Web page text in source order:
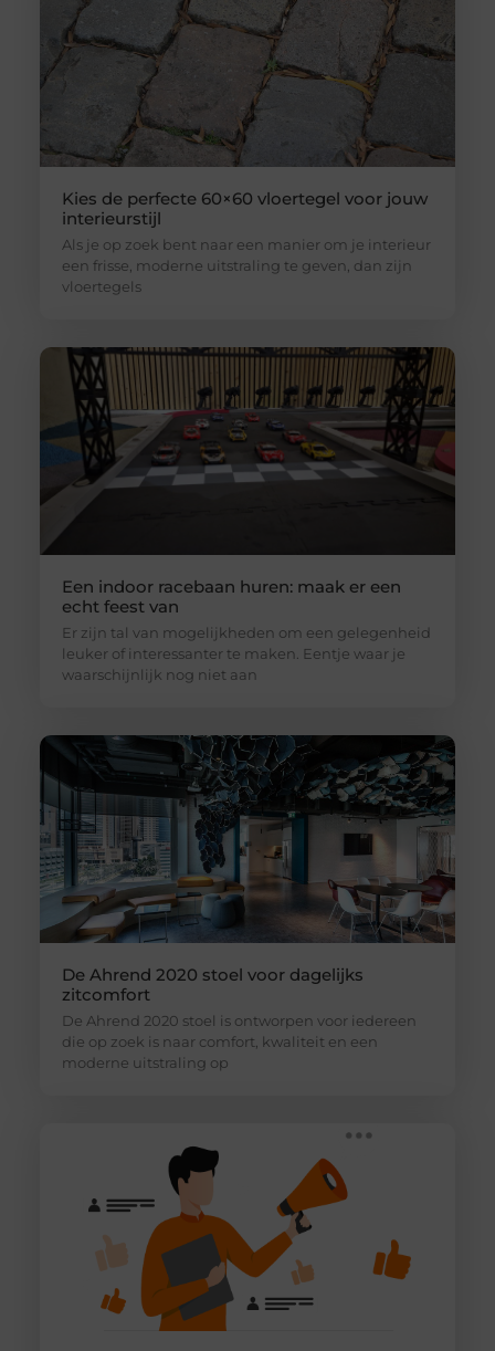
Kies de perfecte 60×60 vloertegel voor jouw
interieurstijl
Als je op zoek bent naar een manier om je interieur
een frisse, moderne uitstraling te geven, dan zijn
vloertegels
Een indoor racebaan huren: maak er een
echt feest van
Er zijn tal van mogelijkheden om een gelegenheid
leuker of interessanter te maken. Eentje waar je
waarschijnlijk nog niet aan
De Ahrend 2020 stoel voor dagelijks
zitcomfort
De Ahrend 2020 stoel is ontworpen voor iedereen
die op zoek is naar comfort, kwaliteit en een
moderne uitstraling op